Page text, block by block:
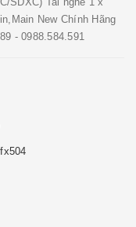
New Chính Hãng
- 0988.584.591